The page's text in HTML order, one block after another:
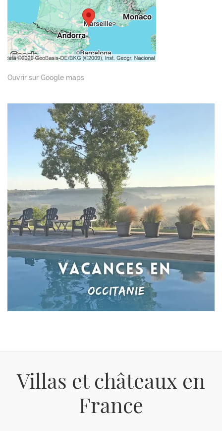
Ouvrir sur Google maps
Villas et châteaux en
France